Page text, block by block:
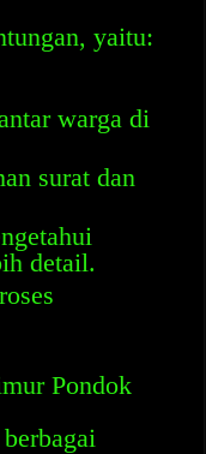
yaitu:
warga di
surat dan
detail.
Pondok